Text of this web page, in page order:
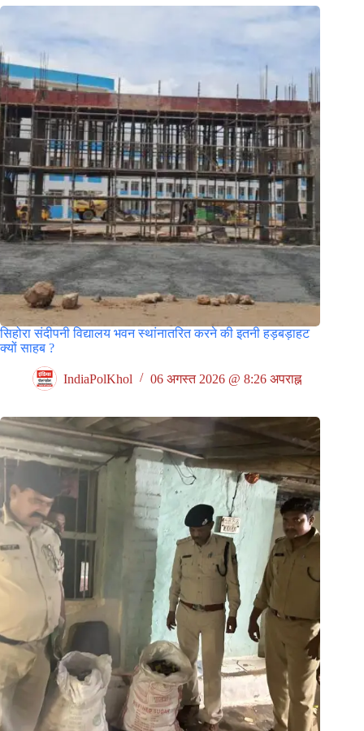
सिहोरा संदीपनी विद्यालय भवन स्थांनातरित करने की इतनी हड़बड़ाहट
क्यों साहब ?
IndiaPolKhol 06 अगस्त 2026 @ 8:26 अपराह्न